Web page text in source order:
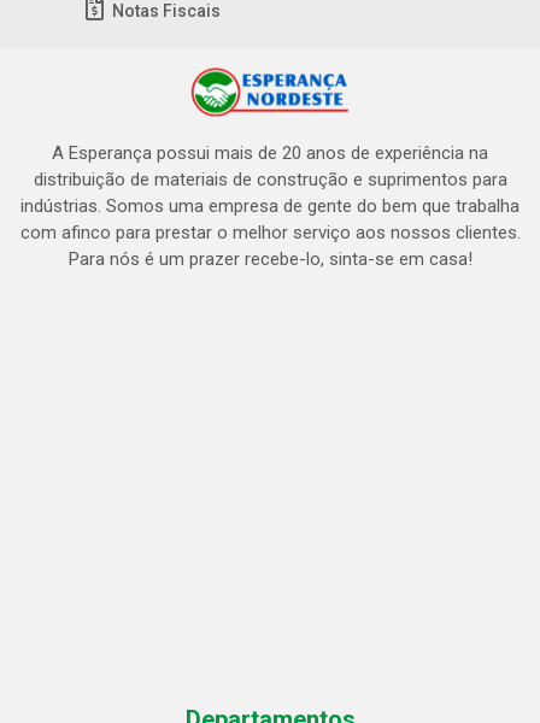
Notas Fiscais
A Esperança possui mais de 20 anos de experiência na
distribuição de materiais de construção e suprimentos para
indústrias. Somos uma empresa de gente do bem que trabalha
com afinco para prestar o melhor serviço aos nossos clientes.
Para nós é um prazer recebe-lo, sinta-se em casa!